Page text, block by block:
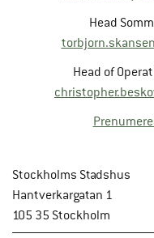
Head
Head of
Stockholms Stadshus
Hantverkargatan 1
105 35 Stockholm